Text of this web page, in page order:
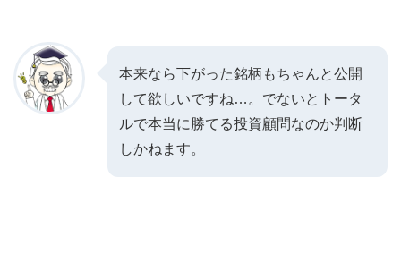
本来なら下がった銘柄もちゃんと公開
して欲しいですね…。でないとトータ
ルで本当に勝てる投資顧問なのか判断
しかねます。